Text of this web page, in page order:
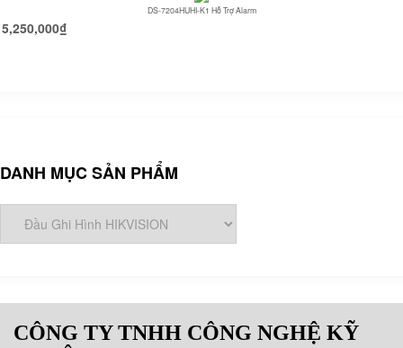
DS-7204HUHI-K1 Hỗ Trợ Alarm
5,250,000₫
DANH MỤC SẢN PHẨM
CÔNG TY TNHH CÔNG NGHỆ KỸ